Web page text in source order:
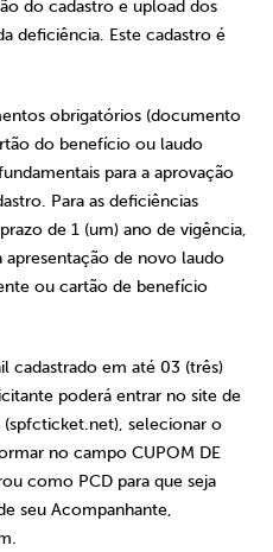
do cadastro e upload dos
deficiência. Este cadastro é
obrigatórios (documento
do benefício ou laudo
para a aprovação
Para as deficiências
de 1 (um) ano de vigência,
de novo laudo
ou cartão de benefício
cadastrado em até 03 (três)
poderá entrar no site de
(spfcticket.net), selecionar o
no campo CUPOM DE
como PCD para que seja
seu Acompanhante,